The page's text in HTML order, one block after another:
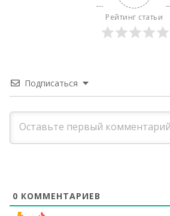
Рейтинг статьи
Подписаться
0 КОММЕНТАРИЕВ